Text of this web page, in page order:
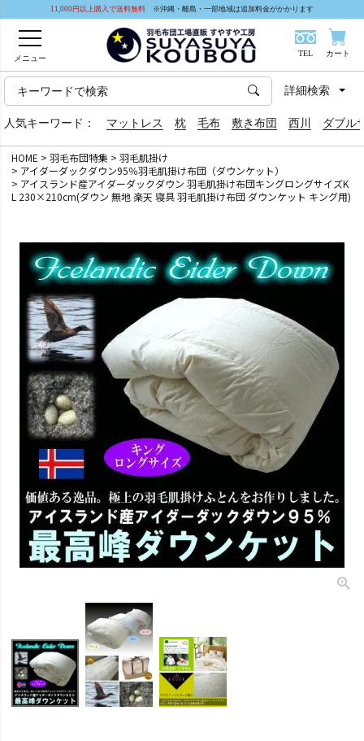
11,000円以上購入で送料無料 ※沖縄・離島・一部地域は追加料金がかかります
メニュー
TEL カート
人気キーワード： マットレス 枕 毛布 敷き布団 西川 ダブル
詳細検索
HOME 羽毛布団特集
羽毛肌掛け
アイダーダックダウン95％羽毛肌掛け布団（ダウンケット）
アイスランド産アイダーダックダウン 羽毛肌掛け布団キングロングサイズK
L 230×210cm(ダウン 無地 楽天 寝具 羽毛肌掛け布団 ダウンケット キング用)